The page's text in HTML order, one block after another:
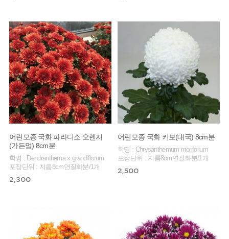
어린모종 국화 파라디소 오렌지
(가든멈) 8cm분
학명 : Dendranthema x grandiflorum
포장단위 : 지름8cm연질화분/1개
2,300
어린모종 국화 키보(대국) 8cm분
학명 : Chrysanthemum morifolium
포장단위 : 지름8cm연질화분/1개
2,500